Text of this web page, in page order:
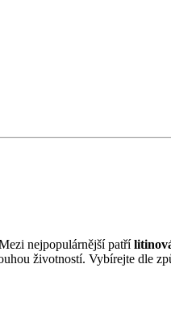
nejpopulárnější patří
životností. Vybírejte dle